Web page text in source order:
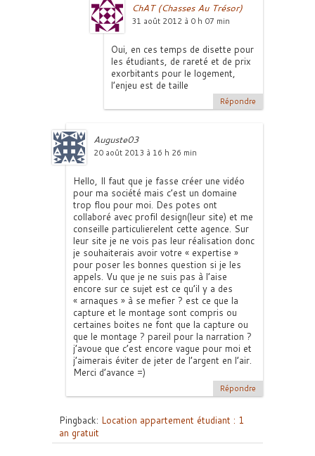
ChAT (Chasses Au Trésor)
31 août 2012 à 0 h 07 min
Oui, en ces temps de disette pour
les étudiants, de rareté et de prix
exorbitants pour le logement,
l’enjeu est de taille
Répondre
Auguste03
20 août 2013 à 16 h 26 min
Hello, Il faut que je fasse créer une vidéo
pour ma société mais c’est un domaine
trop flou pour moi. Des potes ont
collaboré avec profil design(leur site) et me
conseille particulierelent cette agence. Sur
leur site je ne vois pas leur réalisation donc
je souhaiterais avoir votre « expertise »
pour poser les bonnes question si je les
appels. Vu que je ne suis pas à l’aise
encore sur ce sujet est ce qu’il y a des
« arnaques » à se mefier ? est ce que la
capture et le montage sont compris ou
certaines boites ne font que la capture ou
que le montage ? pareil pour la narration ?
j’avoue que c’est encore vague pour moi et
j’aimerais éviter de jeter de l’argent en l’air.
Merci d’avance =)
Répondre
Pingback: Location appartement étudiant : 1
an gratuit